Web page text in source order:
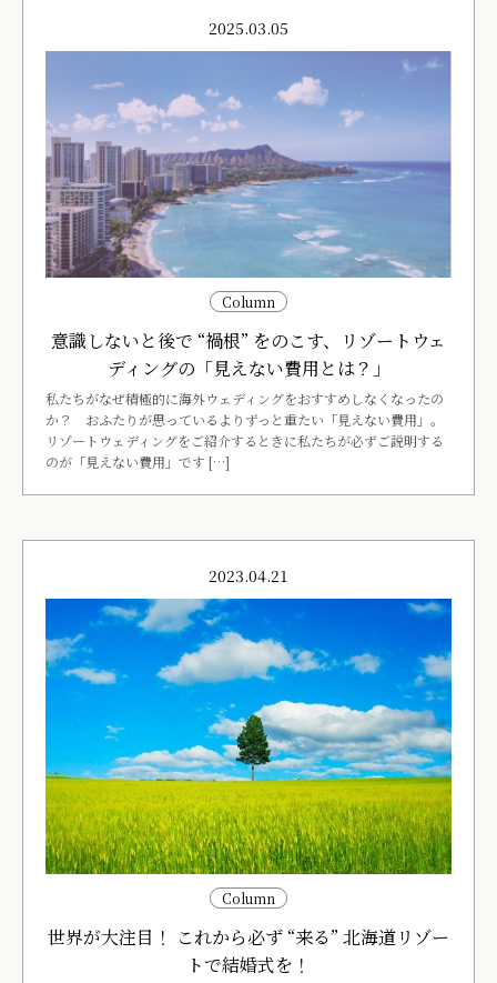
2025.03.05
Column
意識しないと後で “禍根” をのこす、リゾートウェ
ディングの「見えない費用とは？」
私たちがなぜ積極的に海外ウェディングをおすすめしなくなったの
か？ おふたりが思っているよりずっと重たい「見えない費用」。
リゾートウェディングをご紹介するときに私たちが必ずご説明する
のが「見えない費用」です […]
2023.04.21
Column
世界が大注目！ これから必ず “来る” 北海道リゾー
トで結婚式を！